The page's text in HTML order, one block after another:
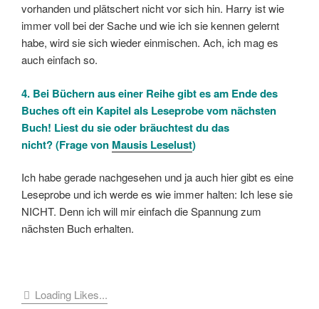
vorhanden und plätschert nicht vor sich hin. Harry ist wie
immer voll bei der Sache und wie ich sie kennen gelernt
habe, wird sie sich wieder einmischen. Ach, ich mag es
auch einfach so.
4. Bei Büchern aus einer Reihe gibt es am Ende des
Buches oft ein Kapitel als Leseprobe vom nächsten
Buch! Liest du sie oder bräuchtest du das
nicht? (Frage von Mausis Leselust)
Ich habe gerade nachgesehen und ja auch hier gibt es eine
Leseprobe und ich werde es wie immer halten: Ich lese sie
NICHT. Denn ich will mir einfach die Spannung zum
nächsten Buch erhalten.
Loading Likes...